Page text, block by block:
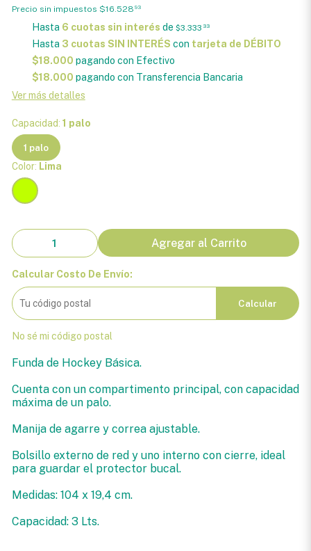
Precio sin impuestos $16.528 93
Hasta 6 cuotas sin interés de $3.333 33
Hasta 3 cuotas SIN INTERÉS con tarjeta de DÉBITO
$18.000 pagando con Efectivo
$18.000 pagando con Transferencia Bancaria
Ver más detalles
Capacidad: 1 palo
1 palo
Color: Lima
Agregar al Carrito
Calcular Costo De Envío:
Calcular
No sé mi código postal
Funda de Hockey Básica.
Cuenta con un compartimento principal, con capacidad
máxima de un palo.
Manija de agarre y correa ajustable.
Bolsillo externo de red y uno interno con cierre, ideal
para guardar el protector bucal.
Medidas: 104 x 19,4 cm.
Capacidad: 3 Lts.